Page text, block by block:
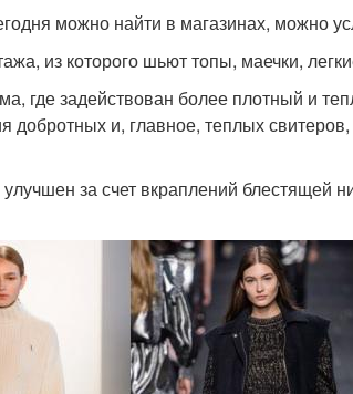
можно найти в магазинах, можно
из которого шьют топы, маечки,
где задействован более плотный и
добротных и, главное, теплых
за счет вкраплений блестящей